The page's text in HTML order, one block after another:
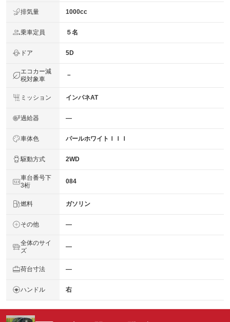
排気量 1000cc
乗車定員 ５名
ドア 5D
エコカー減
税対象車
－
ミッション インパネAT
過給器 ―
車体色 パールホワイトＩＩＩ
駆動方式 2WD
車台番号下
3桁
084
燃料 ガソリン
その他 ―
全体のサイ
ズ
―
荷台寸法 ―
ハンドル 右